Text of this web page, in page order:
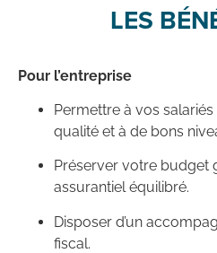
LES
Pour l’entreprise
Permettre à vos salariés
qualité et à de bons
Préserver votre budget
assurantiel équilibré.
Disposer d’un
fiscal.